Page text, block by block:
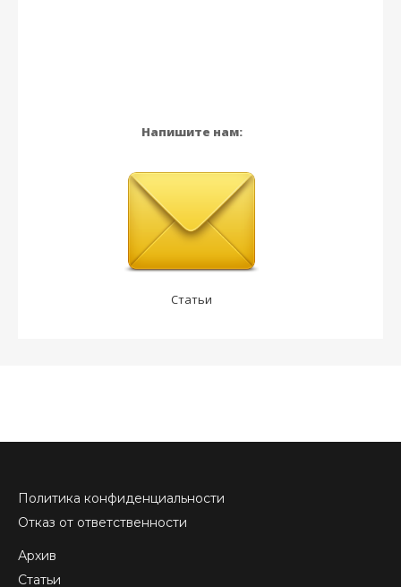
Напишите нам:
Статьи
Политика конфиденциальности
Отказ от ответственности
Архив
Статьи